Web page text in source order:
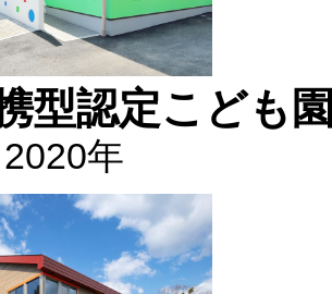
型認定こども
年